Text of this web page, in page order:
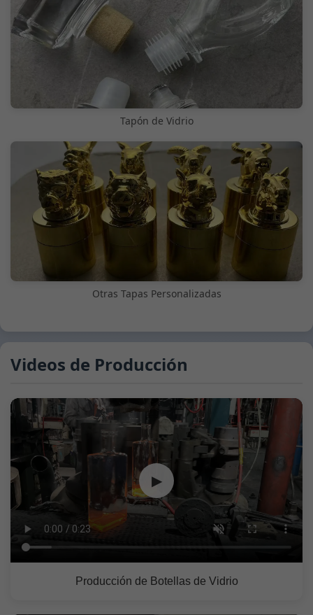
Tapón de Vidrio
Otras Tapas Personalizadas
Videos de Producción
▶
Producción de Botellas de Vidrio